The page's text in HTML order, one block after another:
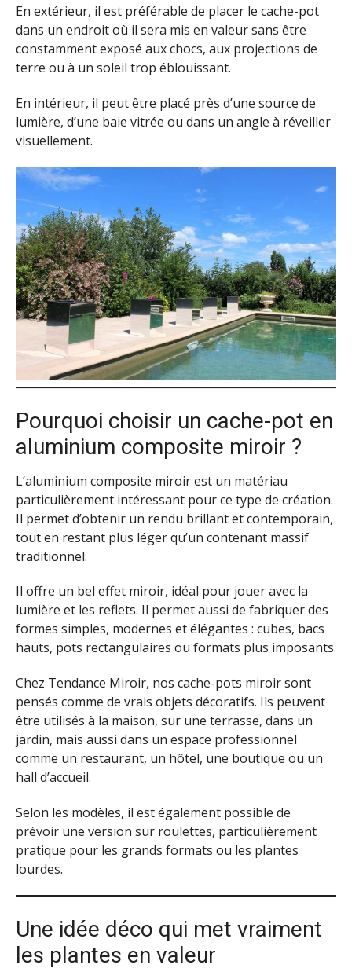
En extérieur, il est préférable de placer le cache-pot
dans un endroit où il sera mis en valeur sans être
constamment exposé aux chocs, aux projections de
terre ou à un soleil trop éblouissant.
En intérieur, il peut être placé près d’une source de
lumière, d’une baie vitrée ou dans un angle à réveiller
visuellement.
Pourquoi choisir un cache-pot en
aluminium composite miroir ?
L’aluminium composite miroir est un matériau
particulièrement intéressant pour ce type de création.
Il permet d’obtenir un rendu brillant et contemporain,
tout en restant plus léger qu’un contenant massif
traditionnel.
Il offre un bel effet miroir, idéal pour jouer avec la
lumière et les reflets. Il permet aussi de fabriquer des
formes simples, modernes et élégantes : cubes, bacs
hauts, pots rectangulaires ou formats plus imposants.
Chez Tendance Miroir, nos cache-pots miroir sont
pensés comme de vrais objets décoratifs. Ils peuvent
être utilisés à la maison, sur une terrasse, dans un
jardin, mais aussi dans un espace professionnel
comme un restaurant, un hôtel, une boutique ou un
hall d’accueil.
Selon les modèles, il est également possible de
prévoir une version sur roulettes, particulièrement
pratique pour les grands formats ou les plantes
lourdes.
Une idée déco qui met vraiment
les plantes en valeur